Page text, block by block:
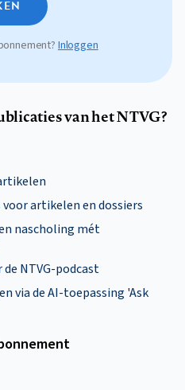
Inloggen
van het NTVG?
artikelen en dossiers
nascholing mét
NTVG-podcast
via de AI-toepassing 'Ask